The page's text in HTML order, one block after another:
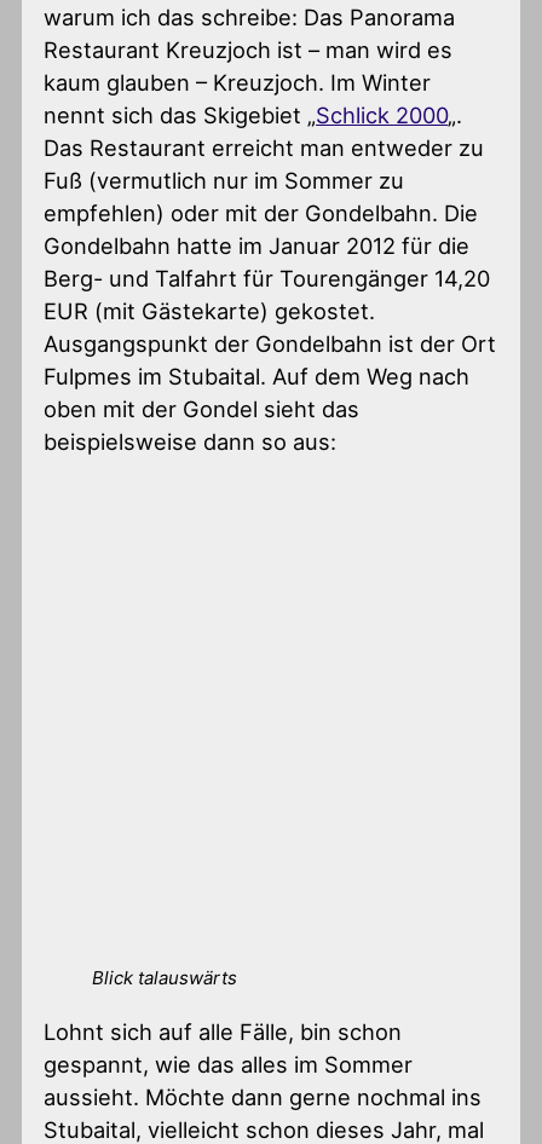
warum ich das schreibe: Das Panorama
Restaurant Kreuzjoch ist – man wird es
kaum glauben – Kreuzjoch. Im Winter
nennt sich das Skigebiet „Schlick 2000„.
Das Restaurant erreicht man entweder zu
Fuß (vermutlich nur im Sommer zu
empfehlen) oder mit der Gondelbahn. Die
Gondelbahn hatte im Januar 2012 für die
Berg- und Talfahrt für Tourengänger 14,20
EUR (mit Gästekarte) gekostet.
Ausgangspunkt der Gondelbahn ist der Ort
Fulpmes im Stubaital. Auf dem Weg nach
oben mit der Gondel sieht das
beispielsweise dann so aus:
Blick talauswärts
Lohnt sich auf alle Fälle, bin schon
gespannt, wie das alles im Sommer
aussieht. Möchte dann gerne nochmal ins
Stubaital, vielleicht schon dieses Jahr, mal